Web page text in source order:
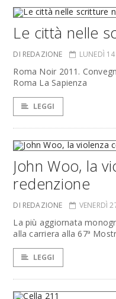
Le città nelle
DI REDAZIONE LUNEDÌ
Roma Noir 2011.
Roma La Sapienza
LEGGI
John Woo, la
redenzione
DI REDAZIONE VENERDÌ
La più aggiornata
alla carriera alla 67ª
LEGGI